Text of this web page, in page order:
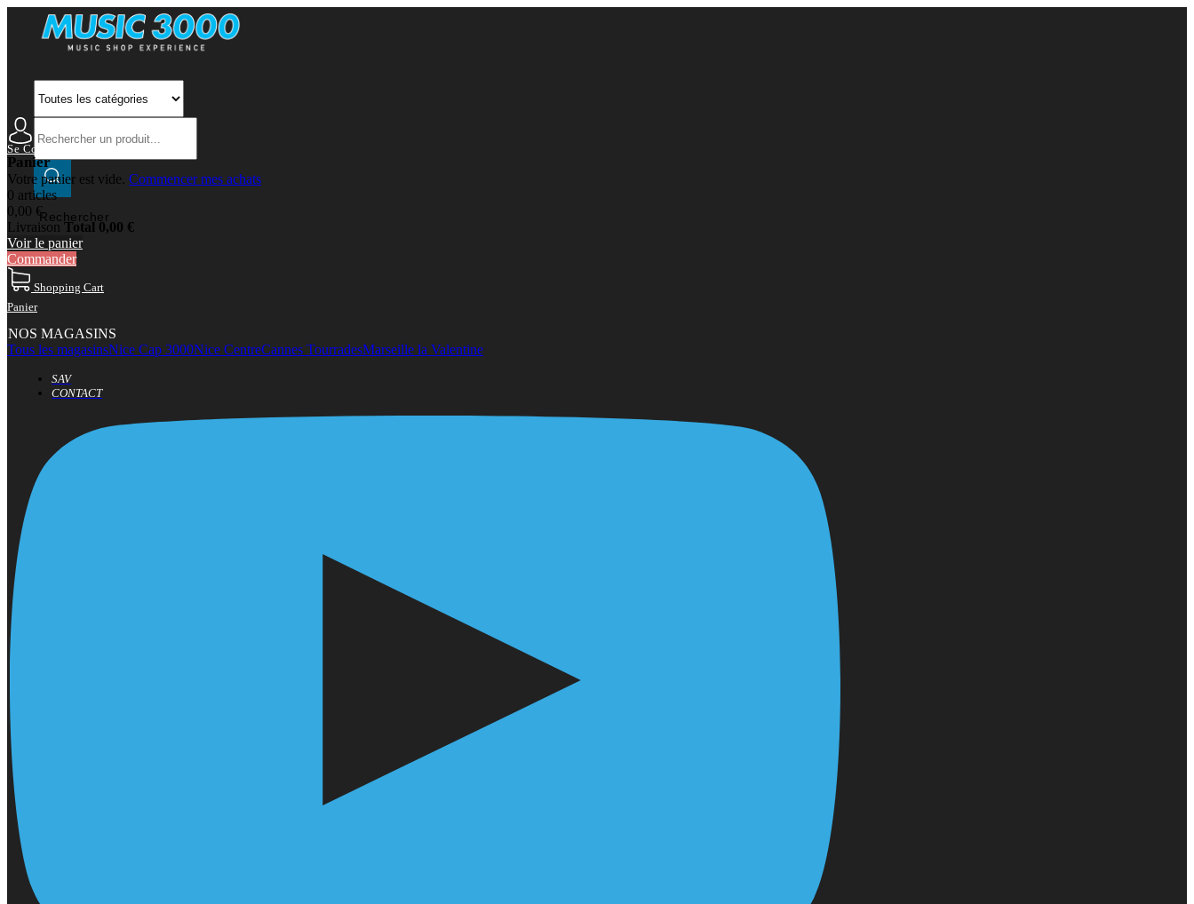
Rechercher
Se Connecter Mon Compte
Panier
Votre panier est vide. Commencer mes achats
0 articles
0,00 €
Livraison Total 0,00 €
Voir le panier
Commander
Shopping Cart
Panier
NOS MAGASINS
Tous les magasinsNice Cap 3000Nice CentreCannes TourradesMarseille la Valentine
SAV
CONTACT